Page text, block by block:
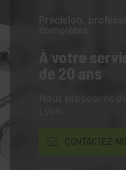
Précision,
complètes
À votre
de 20 ans
Nous proposons
CONTACTEZ-